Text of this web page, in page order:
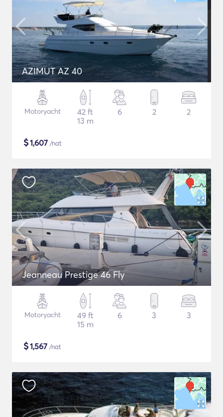
AZIMUT AZ 40
Motoryacht
42 ft
13 m
6 2 2
$1,607 /nat
Jeanneau Prestige 46 Fly
Motoryacht
49 ft
15 m
6 3 3
$1,567 /nat